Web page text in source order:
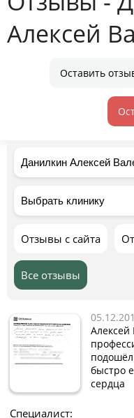
Алексей
Оставить
Отзывы с сайта
Все отзывы
Специалист:
быстро
сердца